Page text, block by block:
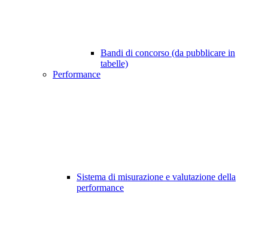
Bandi di concorso (da pubblicare in
tabelle)
Performance
Sistema di misurazione e valutazione della
performance